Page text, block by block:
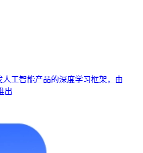
工智能产品的深度学习框架，由
出